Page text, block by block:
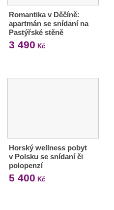
Romantika v Děčíně:
apartmán se snídaní na
Pastýřské stěně
3 490 Kč
Horský wellness pobyt
v Polsku se snídaní či
polopenzí
5 400 Kč